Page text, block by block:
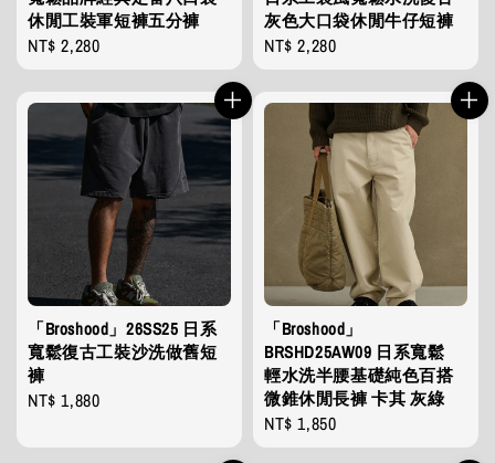
休閒工裝軍短褲五分褲
Regular
price
NT$ 2,280
灰色大口袋休閒牛仔短褲
Regular
price
NT$ 2,280
「Broshood」26SS25 日系
寬鬆復古工裝沙洗做舊短
褲
Regular
NT$ 1,880
「Broshood」
BRSHD25AW09 日系寬鬆
輕水洗半腰基礎純色百搭
微錐休閒長褲 卡其 灰綠
Regular
price
NT$ 1,850